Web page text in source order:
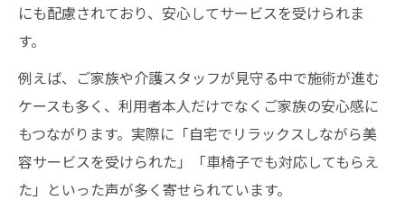
外出不要で気軽にケアできる訪問美容の魅
介護や福祉と連携する訪問美容の実情
福祉施設での訪問美容サービス連携の現場
介護現場で役立つ訪問美容の柔軟な対応力
訪問美容師が実践する福祉連携と配慮点
訪問美容の施術時に考える安全対策とは
にも配慮されており、安心してサービスを受けられま
す。
例えば、ご家族や介護スタッフが見守る中で施術が進む
ケースも多く、利用者本人だけでなくご家族の安心感に
もつながります。実際に「自宅でリラックスしながら美
容サービスを受けられた」「車椅子でも対応してもらえ
た」といった声が多く寄せられています。